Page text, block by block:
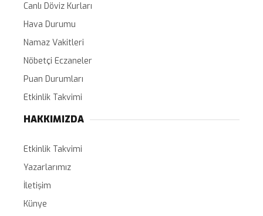
Canlı Döviz Kurları
Hava Durumu
Namaz Vakitleri
Nöbetçi Eczaneler
Puan Durumları
Etkinlik Takvimi
HAKKIMIZDA
Etkinlik Takvimi
Yazarlarımız
İletişim
Künye